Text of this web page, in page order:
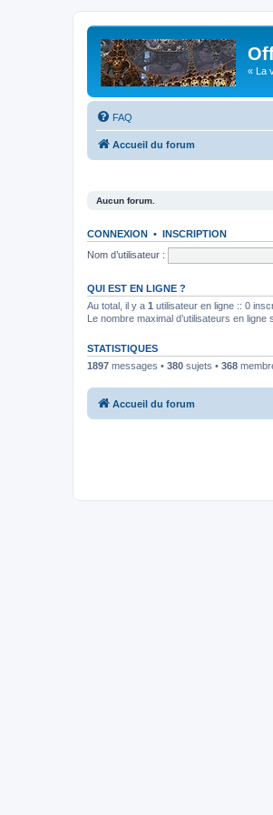
« La
FAQ
Accueil du forum
Aucun forum.
CONNEXION • INSCRIPTION
Nom d’utilisateur :
QUI EST EN LIGNE ?
Au total, il y a 1 utilisateur en ligne :: 0
Le nombre maximal d’utilisateurs en ligne
STATISTIQUES
1897 messages • 380 sujets • 368
Accueil du forum